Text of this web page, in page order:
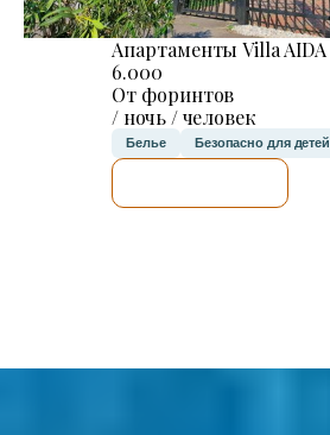
Апартаменты Villa AIDA
6.000
От форинтов
/ ночь / человек
Белье Безопасно для детей